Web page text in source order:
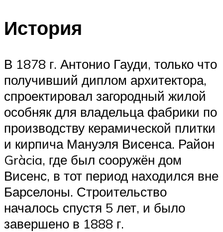
История
В 1878 г. Антонио Гауди, только что
получивший диплом архитектора,
спроектировал загородный жилой
особняк для владельца фабрики по
производству керамической плитки
и кирпича Мануэля Висенса. Район
Gràcia, где был сооружён дом
Висенс, в тот период находился вне
Барселоны. Строительство
началось спустя 5 лет, и было
завершено в 1888 г.